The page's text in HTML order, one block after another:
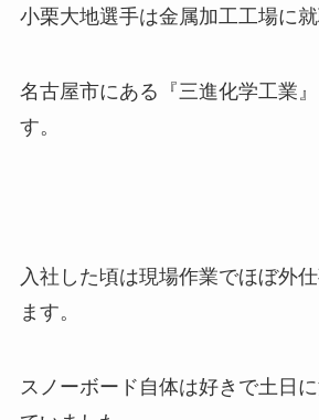
小栗大地選手は金属加工工場に就
名古屋市にある『三進化学工業
す。
入社した頃は現場作業でほぼ外
ます。
スノーボード自体は好きで土日